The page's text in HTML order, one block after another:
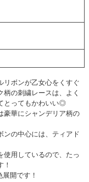
リボンが乙女心をくすぐ
の刺繍レースは、よく
とってもかわいい◎
豪華にシャンデリア柄の
ンの中心には、ティアド
使用しているので、たっ
開です！